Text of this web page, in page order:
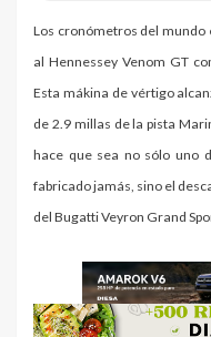
Los cronómetros del
al Hennessey Venom GT
Esta mákina de vértigo
de 2.9 millas de la pista
hace que sea no sólo uno
fabricado jamás, sino el
del Bugatti Veyron Grand